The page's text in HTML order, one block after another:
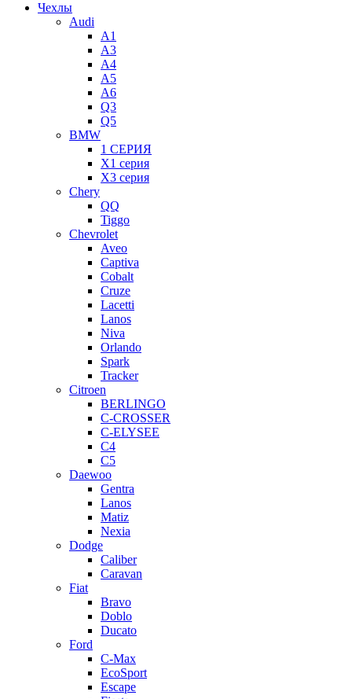
Чехлы
Audi
A1
A3
A4
A5
A6
Q3
Q5
BMW
1 СЕРИЯ
X1 серия
X3 серия
Chery
QQ
Tiggo
Chevrolet
Aveo
Captiva
Cobalt
Cruze
Lacetti
Lanos
Niva
Orlando
Spark
Tracker
Citroen
BERLINGO
C-CROSSER
C-ELYSEE
C4
C5
Daewoo
Gentra
Lanos
Matiz
Nexia
Dodge
Caliber
Caravan
Fiat
Bravo
Doblo
Ducato
Ford
C-Max
EcoSport
Escape